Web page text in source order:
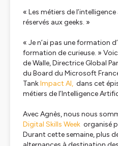
« Les métiers de
réservés aux geeks. »
« Je n’ai pas une formation
formation de curieuse. »
de Walle, Directrice Global
du Board du Microsoft
TankImpact AI, dans cet
métiers de l’Intelligence
Avec Agnès, nous nous
Digital Skills Week organisé
Durant cette semaine, plus